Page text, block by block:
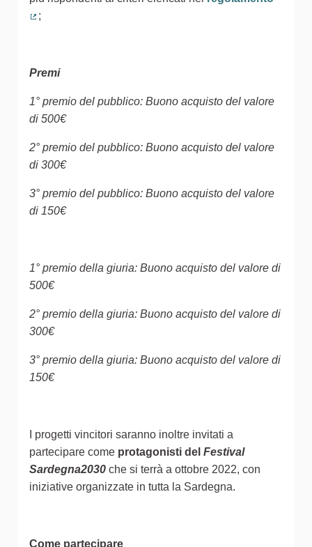
;
Premi
1° premio del pubblico: Buono acquisto del valore
di 500€
2° premio del pubblico: Buono acquisto del valore
di 300€
3° premio del pubblico: Buono acquisto del valore
di 150€
1° premio della giuria: Buono acquisto del valore di
500€
2° premio della giuria: Buono acquisto del valore di
300€
3° premio della giuria: Buono acquisto del valore di
150€
I progetti vincitori saranno inoltre invitati a
partecipare come protagonisti del Festival
Sardegna2030 che si terrà a ottobre 2022, con
iniziative organizzate in tutta la Sardegna.
Come partecipare